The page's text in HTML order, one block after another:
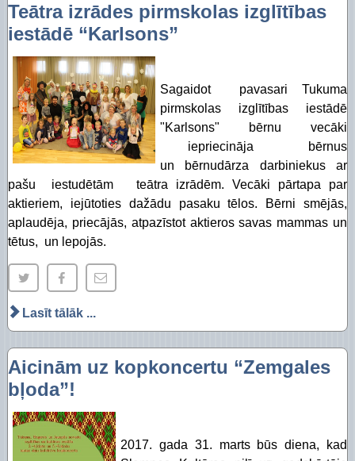
Teātra izrādes pirmskolas izglītības
iestādē “Karlsons”
Sagaidot pavasari Tukuma
pirmskolas izglītības iestādē
"Karlsons" bērnu vecāki
iepriecināja bērnus
un bērnudārza darbiniekus ar
pašu iestudētām teātra izrādēm. Vecāki pārtapa par
aktieriem, iejūtoties dažādu pasaku tēlos. Bērni smējās,
aplaudēja, priecājās, atpazīstot aktieros savas mammas un
tētus, un lepojās.
Lasīt tālāk ...
Aicinām uz kopkoncertu “Zemgales
bļoda”!
2017. gada 31. marts būs diena, kad